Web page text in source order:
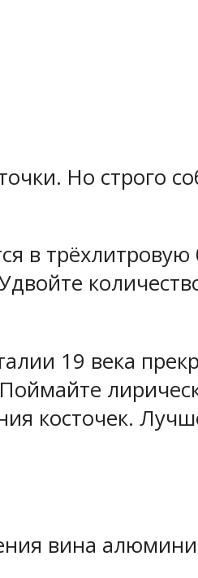
Но строго
трёхлитровую
19 века
косточек.
вина